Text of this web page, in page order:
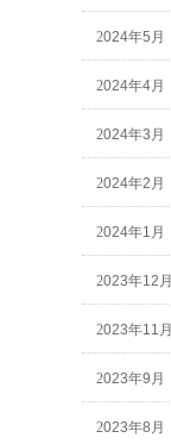
2024年5月
2024年4月
2024年3月
2024年2月
2024年1月
2023年12月
2023年11月
2023年9月
2023年8月